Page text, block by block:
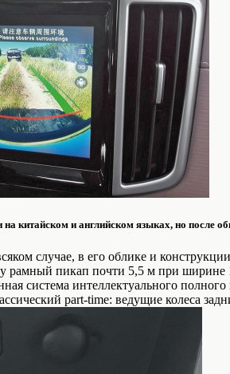
на китайском и английском языках, но после
случае, в его облике и
рамный пикап почти 5,5 м при
система интеллектуального
part-time: ведущие колеса